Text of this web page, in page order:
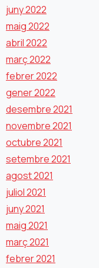
juny 2022
maig 2022
abril 2022
març 2022
febrer 2022
gener 2022
desembre 2021
novembre 2021
octubre 2021
setembre 2021
agost 2021
juliol 2021
juny 2021
maig 2021
març 2021
febrer 2021